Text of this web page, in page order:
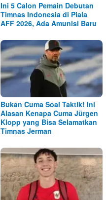
Ini 5 Calon Pemain Debutan
Timnas Indonesia di Piala
AFF 2026, Ada Amunisi Baru
Bukan Cuma Soal Taktik! Ini
Alasan Kenapa Cuma Jürgen
Klopp yang Bisa Selamatkan
Timnas Jerman